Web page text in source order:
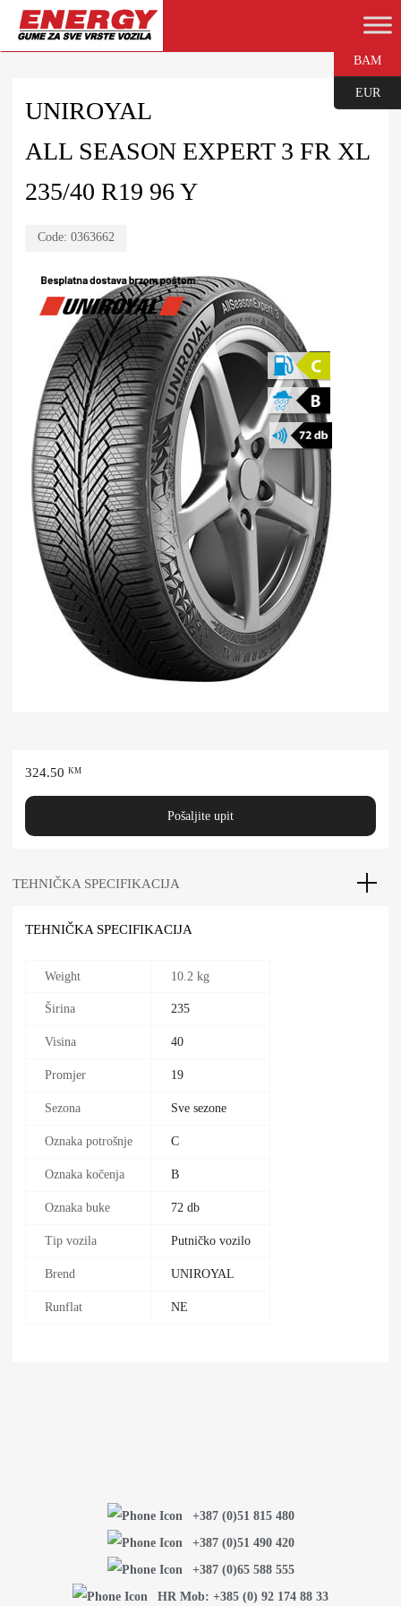
UNIROYAL
ALL SEASON EXPERT 3 FR XL
235/40 R19 96 Y
Code: 0363662
324.50 KM
Pošaljite upit
TEHNIČKA SPECIFIKACIJA
TEHNIČKA SPECIFIKACIJA
Weight 10.2 kg
Širina 235
Visina 40
Promjer 19
Sezona Sve sezone
Oznaka potrošnje C
Oznaka kočenja B
Oznaka buke 72 db
Tip vozila Putničko vozilo
Brend UNIROYAL
Runflat NE
+387 (0)51 815 480
+387 (0)51 490 420
+387 (0)65 588 555
HR Mob: +385 (0) 92 174 88 33
BAM
EUR